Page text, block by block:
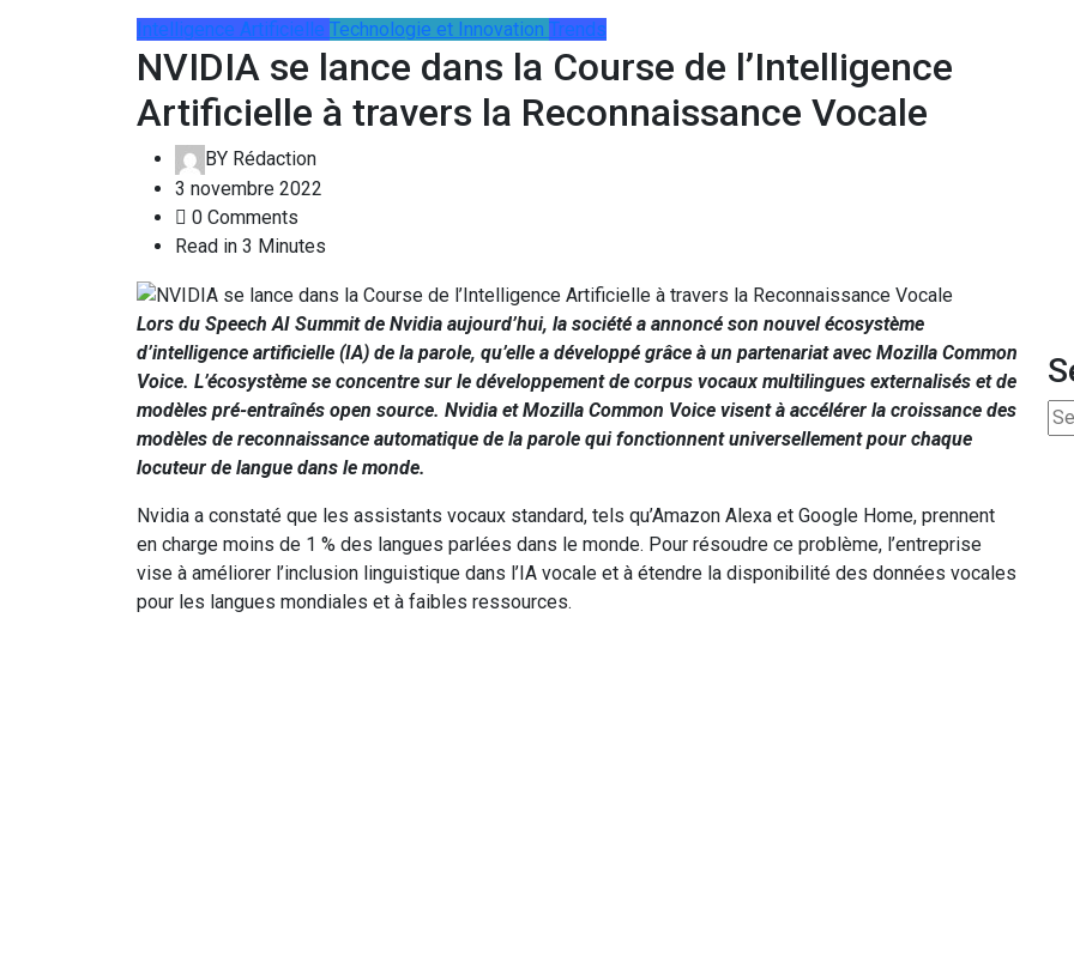
Intelligence Artificielle Technologie et Innovation Trends
NVIDIA se lance dans la Course de l’Intelligence
Artificielle à travers la Reconnaissance Vocale
BY Rédaction
3 novembre 2022
0 Comments
Read in 3 Minutes
Lors du Speech AI Summit de Nvidia aujourd’hui, la société a annoncé son nouvel écosystème
d’intelligence artificielle (IA) de la parole, qu’elle a développé grâce à un partenariat avec Mozilla Common
Voice. L’écosystème se concentre sur le développement de corpus vocaux multilingues externalisés et de
modèles pré-entraînés open source. Nvidia et Mozilla Common Voice visent à accélérer la croissance des
modèles de reconnaissance automatique de la parole qui fonctionnent universellement pour chaque
locuteur de langue dans le monde.
Nvidia a constaté que les assistants vocaux standard, tels qu’Amazon Alexa et Google Home, prennent
en charge moins de 1 % des langues parlées dans le monde. Pour résoudre ce problème, l’entreprise
vise à améliorer l’inclusion linguistique dans l’IA vocale et à étendre la disponibilité des données vocales
pour les langues mondiales et à faibles ressources.